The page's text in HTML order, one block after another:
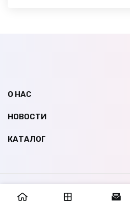
О НАС
НОВОСТИ
КАТАЛОГ
Сайт создан